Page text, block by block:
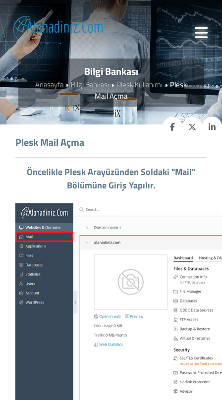
Bilgi Bankası
Anasayfa Bilgi Bankası Plesk Kullanımı
Plesk
Mail Açma
Plesk Mail Açma
Öncelikle Plesk Arayüzünden Soldaki "Mail"
Bölümüne Giriş Yapılır.